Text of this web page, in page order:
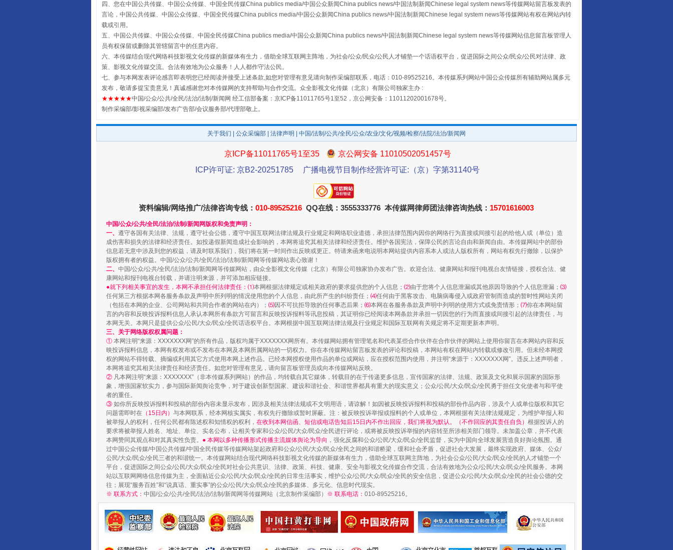
全民健身五年计划来了！等你上场 事关残疾人未来5年 让传统村落焕发生机
规模最大的光氢储一体化项目
国家大学科技园优化重塑工作 镜头丨大暑三秋近 山西：不断增强治理腐败综合效能
扯下公款旅游的“隐身衣” 如何以同查同治破解风腐交织难题 养老服务师职业资格制度暂行规定
四、您在中国公共传媒、中国公众传媒、中国全民传媒China publics media/中国公众新闻China publics news/中国法制新闻Chinese legal system news等传媒网站留言板发表的
言论，中国公共传媒、中国公众传媒、中国全民传媒China publics media/中国公众新闻China publics news/中国法制新闻Chinese legal system news等传媒网站有权在网站内转
载或引用。
五、中国公共传媒、中国公众传媒、中国全民传媒China publics media/中国公众新闻China publics news/中国法制新闻Chinese legal system news等传媒网站信息留言板管理人
员有权保留或删除其管辖留言中的任意内容。
六、本传媒结合现代网络科技影视文化传媒的新媒体有生力，借助全球互联网主阵地，为社会/公众/民众/公民人才铺垫一个话语权平台，促进国际之间公众/民众/公民对法律、政
策、影视文化传媒交流。合法有效地为公众服务！人人都作守法公民。
七、参与本网发表评论感言即表明您已经阅读并接受上述条款,如您对管理有意见请向制作采编部联系，电话：010-89525216。本传媒系列网站中国公众传媒所有辅助网站属多元
发布，敬请多提宝贵意见！真诚感谢您对本传媒网的支持帮助与合作交流。众全影视文化传媒（北京）有限公司独家主办 :
★★★★★中国/公众/公共/全民/法治/法制/新闻网 经工信部备案：京ICP备11011765号1至52，京公网安备：11011202001678号。
制作采编部/影视采编部/发布广告部/会议服务部/代理部敬上。
关于我们 公众采编部 法律声明 | 中国/法制/公共/全民/公众/农业/文化/视频/检察/法院/法治/新闻网
京ICP备11011765号1至35
京公网安备 11010502051457号
ICP许可证: 京B2-20251785
广播电视节目制作经营许可证:（京）字第31140号
资料编辑/网络推广/法律咨询专线： 010-89525216 QQ在线：3555333776 本传媒网律师团法律咨询热线： 15701616003
中国/公众/公共/全民/法治/法制/新闻网版权和免责声明：
一、 遵守各国有关法律、法规，遵守社会公德，遵守中国互联网法律法规及行业规定和网络职业道德，承担法律范围内因你的网络行为直接或间接引起的给他人或（单位）造
成伤害和损失的法律和经济责任。如投递假新闻造成社会影响的，本网将追究其相关法律和经济责任。维护各国宪法，保障公民的言论自由和新闻自由。本传媒网站中的部份
信息若无意中涉及到您的权益，请及时联系我们，我们将在第一时间作出反映或更正。特请来函来电说明本网站提供内容系本人或法人版权所有，网站有权先行撤除，以保护
版权拥有者的权益。中国/公众/公共/全民/法治/法制/新闻网等传媒网站衷心致谢！
二、 中国/公众/公共/全民/法治/法制/新闻网等传媒网站，由众全影视文化传媒（北京）有限公司独家协办发布广告。欢迎合法、健康网站和报刊电视台友情链接，授权合法、健
康网站和报刊电视台转载，并请注明来源，并可添加相应链接。
●就下列相关事宜的发生，本网不承担任何法律责任：⑴本网根据法律规定或相关政府的要求提供您的个人信息； ⑵由于您将个人信息泄漏或其他原因导致的个人信息泄漏； ⑶
任何第三方根据本网各服务条款及声明中所列明的情况使用您的个人信息，由此所产生的纠纷责任； ⑷任何由于黑客攻击、电脑病毒侵入或政府管制而造成的暂时性网站关闭
（包括在本网的企业、公司网站和共同合作者的网站在内）； ⑸因不可抗拒导致的任何事态后果； ⑹本网在各服务条款及声明中列明的使用方式或免责情形； ⑺你在本网站留
言的内容和反映投诉报料信息人承认本网所有条款方可留言和反映投诉报料等讯息投稿，其证明你已经阅读本网条款并承担一切因您的行为而直接或间接引起的法律责任，与
本网无关。本网只是提供公众/公民/大众/民众/全民话语权平台。本网根据中国互联网法律法规及行业规定和国际互联网有关规定将不定期更新本声明。
三、关于网络版权权属问题：
① 本网注明“来源：XXXXXXX网”的所有作品，版权均属于XXXXXXX网所有。本传媒网站拥有管理笔名和代表某些合作伙伴在合作伙伴的网站上使用你留言在本网站内容和反
映投诉报料信息，本网有权发布或不发布在本网及本网所属网站的一切权力。你在本传媒网站留言板发表的评论和投稿，本网站有权在网站内转载或修改引用。但未经本网授
权的网站不得转载、摘编或利用其它方式使用本网上述作品。已经本网授权使用作品的单位或网站，应在授权范围内使用，并注明“来源于：XXXXXXX网”。违反上述声明者，
本网将追究其相关法律责任和经济责任。如您对管理有意见，请向留言板管理员或向本传媒网站反映。
② 凡本网注明“来源：XXXXXXX”（非本传媒系列网站）的作品，均转载自其它媒体，转载目的在于传递更多信息，宣传国家的法律、法规、政策及文化和展示国家的国际形
象，增强国家软实力，参与国际新闻舆论竞争，对于建设创新型国家、建设和谐社会、和谐世界都具有重大的现实意义；公众/公民/大众/民众/全民勇于担任文化使者与和平使
者的重任。
③ 如你所反映投诉报料和投稿的部份内容未显示发布，因涉及相关法律法规或不文明用语，请谅解！如因被反映投诉报料和投稿的部份作品内容，涉及个人或单位版权和其它
问题需即时在 （15日内） 与本网联系，经本网核实属实，有权先行撤除或暂时屏蔽。注：被反映投诉举报或报料的个人或单位，本网根据有关法律法规规定，为维护举报人和
被举报人的权利，任何公民都有陈述权和知情权的权利， 在收到本网信函、短信或电话告知后15日内不作出回应，我们将视为默认。（不作回应的其责任自负） 根据投诉人的
要求将被举报人姓名、地址、单位、实名公布，让相关专家和公众/公民/大众/民众/全民进行评论，或将被反映投诉举报的内容转至所涉相关部门领导。未加盖公章，并不代表
本网赞同其观点和对其真实性负责。 ● 本网以多种传播形式传播主流媒体舆论为导向 ，强化反腐和公众/公民/大众/民众/全民监督，实为中国向全球发展营造良好舆论氛围。通
过中国公众传媒/中国公共传媒/中国全民传媒等传媒网站架起政府和公众/公民/大众/民众/全民之间的和谐桥梁，缓和社会矛盾，促进社会大发展，最终实现政府、媒体、公众/
公民/大众/民众/全民三者的和谐统一。本传媒网站结合现代网络科技影视文化传媒的新媒体有生力，借助全球互联网主阵地，为社会公众/公民/大众/民众/全民的人才铺垫一个
平台，促进国际之间公众/公民/大众/民众/全民对社会公共意识、法律、政策、科技、健康、安全与影视文化传媒合作交流，合法有效地为公众/公民/大众/民众/全民服务。本网
站以互联网网络信息传媒为主，全面贴近公众/公民/大众/民众/全民的日常生活事实，维护公众/公民/大众/民众/全民的安全信息，促进公众/公民/大众/民众/全民的社会公德的交
往；展现“服务百姓”和“说真话、重实事”的公众/公民/大众/民众/全民的多媒体、多元化、信息时代现实。
※ 联系方式： 中国/公众/公共/全民/法治/法制/新闻网等传媒网站（北京制作采编部） ※ 联系电话： 010-89525216。